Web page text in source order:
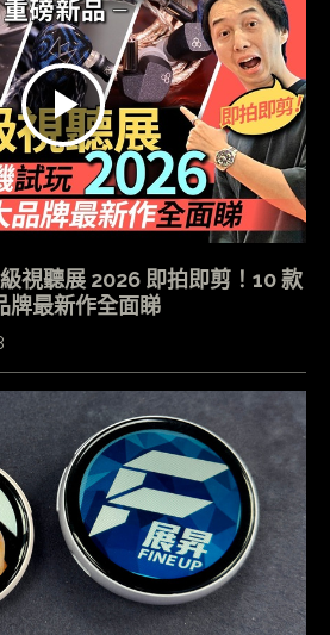
視聽展 2026 即拍即剪！10 款
牌最新作全面睇